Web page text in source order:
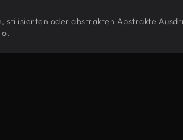
stilisierten oder abstrakten Abstrakte